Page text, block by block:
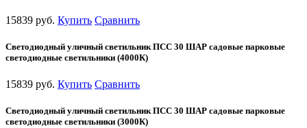
15839 руб. Купить Сравнить
Светодиодный уличный светильник ПСС 30 ШАР садовые парковые
светодиодные светильники (4000К)
15839 руб. Купить Сравнить
Светодиодный уличный светильник ПСС 30 ШАР садовые парковые
светодиодные светильники (3000К)